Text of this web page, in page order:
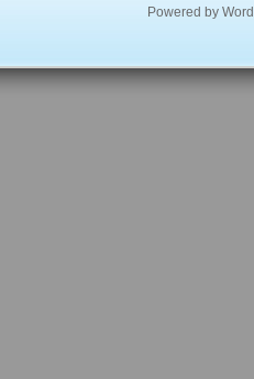
Powered by